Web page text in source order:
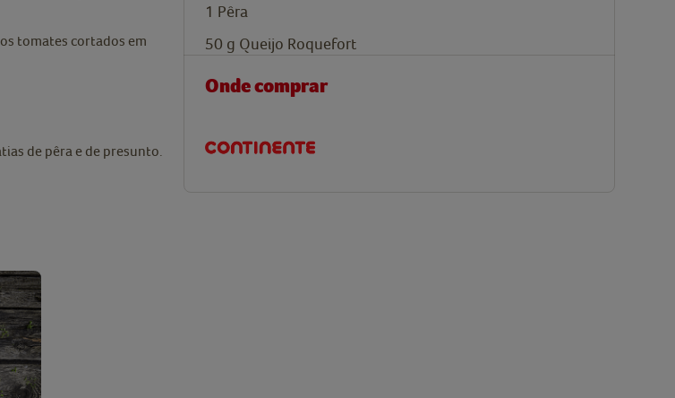
tomates cortados em
de pêra e de presunto.
1 Pêra
50 g Queijo Roquefort
Onde comprar